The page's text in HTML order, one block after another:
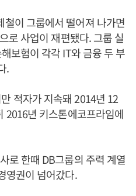
이 그룹에서 떨어져 나가면
로 사업이 재편됐다. 그룹 실
보험이 각각 IT와 금융 두 부
.
적자가 지속돼 2014년 12
2016년 키스톤에코프라임에
로 한때 DB그룹의 주력 계열
영권이 넘어갔다.